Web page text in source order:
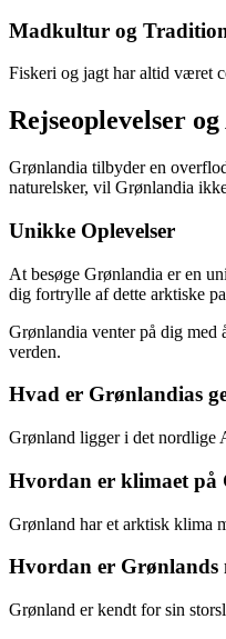
Madkultur og
Fiskeri og jagt har altid været
Rejseoplevelser
Grønlandia tilbyder en
naturelsker, vil Grønlandia
Unikke Oplevelser
At besøge Grønlandia er en
dig fortrylle af dette arktiske
Grønlandia venter på dig med
verden.
Hvad er Grønlandias
Grønland ligger i det nordlige
Hvordan er klimaet på
Grønland har et arktisk klima
Hvordan er Grønlands
Grønland er kendt for sin